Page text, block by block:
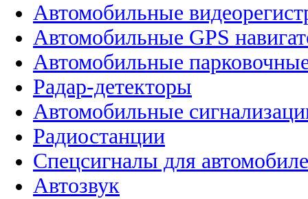
Автомобильные
Автомобильные GPS
Автомобильные
Радар-детекторы
Автомобильные
Радиостанции
Спецсигналы для
Автозвук